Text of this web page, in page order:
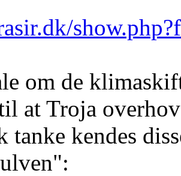
om de
at Troja
tanke kendes